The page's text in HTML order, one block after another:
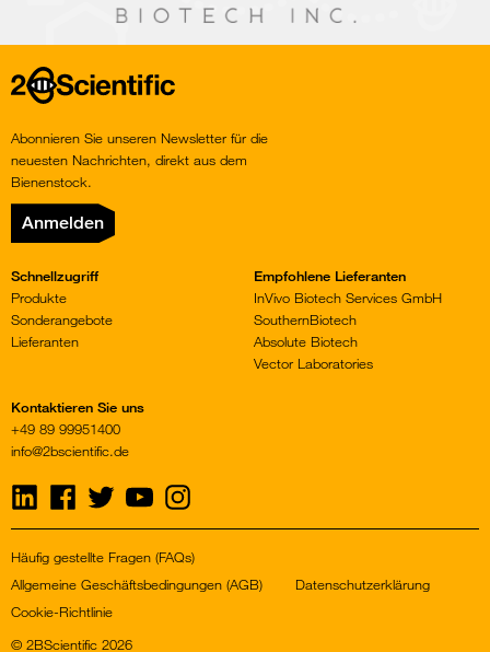
Home
Abonnieren Sie unseren Newsletter für die
neuesten Nachrichten, direkt aus dem
Bienenstock.
Anmelden
Schnellzugriff
Produkte
Sonderangebote
Lieferanten
Empfohlene Lieferanten
InVivo Biotech Services GmbH
SouthernBiotech
Absolute Biotech
Vector Laboratories
Kontaktieren Sie uns
+49 89 99951400
info@2bscientific.de
Visit
us
on
Visit
on
Visit
us
on
Visit
us
on
Visit
us
on
© 2BScientific 2026
Häufig gestellte Fragen (FAQs)
Allgemeine Geschäftsbedingungen (AGB)
Datenschutzerklärung
Cookie-Richtlinie